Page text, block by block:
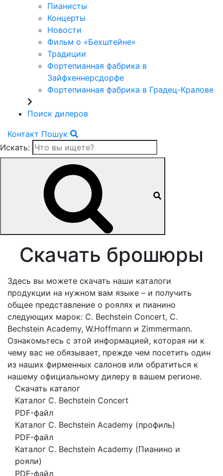
Пианисты
Концерты
Новости
Фильм о «Бехштейне»
Традиции
Фортепианная фабрика в
Зайфхеннерсдорфе
Фортепианная фабрика в Градец-Кралове
Поиск дилеров
Контакт Пошук
Искать:
Скачать брошюры
Здесь вы можете скачать наши каталоги
продукции на нужном вам языке – и получить
общее представление о роялях и пианино
следующих марок: C. Bechstein Concert, C.
Bechstein Academy, W.Hoffmann и Zimmermann.
Ознакомьтесь с этой информацией, которая ни к
чему вас не обязывает, прежде чем посетить один
из наших фирменных салонов или обратиться к
нашему официальному дилеру в вашем регионе.
Скачать каталог
Kаталог C. Bechstein Concert
PDF-файл
Каталог C. Bechstein Academy (профиль)
PDF-файл
Каталог C. Bechstein Academy (Пианино и
рояли)
PDF-файл